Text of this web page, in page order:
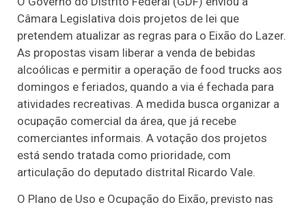
Câmara Legislativa dois projetos de lei que
pretendem atualizar as regras para o Eixão do Lazer.
As propostas visam liberar a venda de bebidas
alcoólicas e permitir a operação de food trucks aos
domingos e feriados, quando a via é fechada para
atividades recreativas. A medida busca organizar a
ocupação comercial da área, que já recebe
comerciantes informais. A votação dos projetos
está sendo tratada como prioridade, com
articulação do deputado distrital Ricardo Vale.
O Plano de Uso e Ocupação do Eixão, previsto nas